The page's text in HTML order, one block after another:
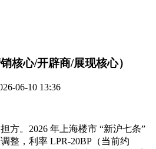
核心/开辟商/展现核心）
06-10 13:36
。2026 年上海楼市 “新沪七条”
整，利率 LPR-20BP（当前约